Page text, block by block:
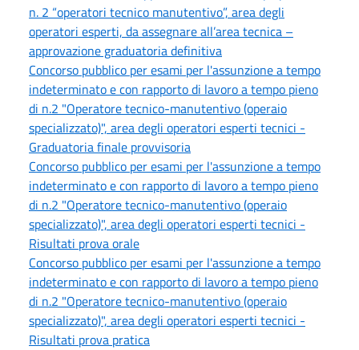
n. 2 “operatori tecnico manutentivo”, area degli
operatori esperti, da assegnare all’area tecnica –
approvazione graduatoria definitiva
Concorso pubblico per esami per l'assunzione a tempo
indeterminato e con rapporto di lavoro a tempo pieno
di n.2 "Operatore tecnico-manutentivo (operaio
specializzato)", area degli operatori esperti tecnici -
Graduatoria finale provvisoria
Concorso pubblico per esami per l'assunzione a tempo
indeterminato e con rapporto di lavoro a tempo pieno
di n.2 "Operatore tecnico-manutentivo (operaio
specializzato)", area degli operatori esperti tecnici -
Risultati prova orale
Concorso pubblico per esami per l'assunzione a tempo
indeterminato e con rapporto di lavoro a tempo pieno
di n.2 "Operatore tecnico-manutentivo (operaio
specializzato)", area degli operatori esperti tecnici -
Risultati prova pratica